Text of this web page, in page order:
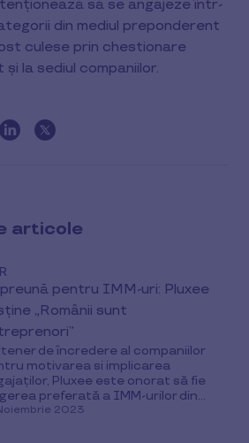
să se angajeze într-
din mediul preponderent
culese prin chestionare
la sediul companiilor.
articole
pentru IMM-uri: Pluxee
„Românii sunt
de încredere al companiilor
motivarea si implicarea
Pluxee este onorat să fie
preferată a IMM-urilor din...
2023